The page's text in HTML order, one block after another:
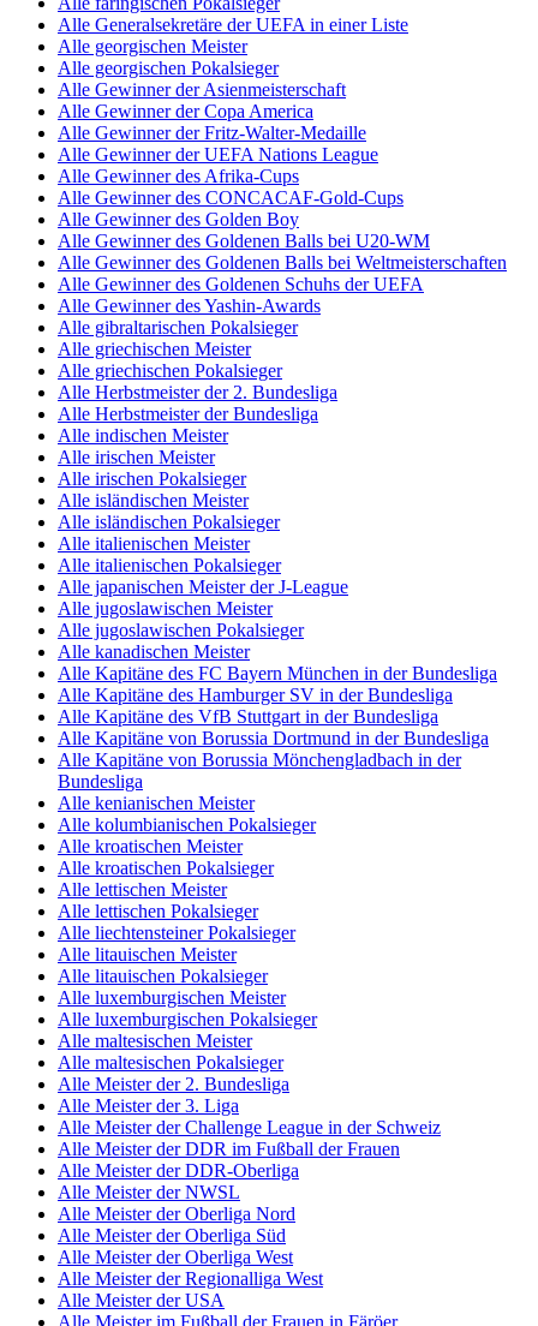
Alle Generalsekretäre der UEFA in einer Liste
Alle georgischen Meister
Alle georgischen Pokalsieger
Alle Gewinner der Asienmeisterschaft
Alle Gewinner der Copa America
Alle Gewinner der Fritz-Walter-Medaille
Alle Gewinner der UEFA Nations League
Alle Gewinner des Afrika-Cups
Alle Gewinner des CONCACAF-Gold-Cups
Alle Gewinner des Golden Boy
Alle Gewinner des Goldenen Balls bei U20-WM
Alle Gewinner des Goldenen Balls bei Weltmeisterschaften
Alle Gewinner des Goldenen Schuhs der UEFA
Alle Gewinner des Yashin-Awards
Alle gibraltarischen Pokalsieger
Alle griechischen Meister
Alle griechischen Pokalsieger
Alle Herbstmeister der 2. Bundesliga
Alle Herbstmeister der Bundesliga
Alle indischen Meister
Alle irischen Meister
Alle irischen Pokalsieger
Alle isländischen Meister
Alle isländischen Pokalsieger
Alle italienischen Meister
Alle italienischen Pokalsieger
Alle japanischen Meister der J-League
Alle jugoslawischen Meister
Alle jugoslawischen Pokalsieger
Alle kanadischen Meister
Alle Kapitäne des FC Bayern München in der Bundesliga
Alle Kapitäne des Hamburger SV in der Bundesliga
Alle Kapitäne des VfB Stuttgart in der Bundesliga
Alle Kapitäne von Borussia Dortmund in der Bundesliga
Alle Kapitäne von Borussia Mönchengladbach in der
Bundesliga
Alle kenianischen Meister
Alle kolumbianischen Pokalsieger
Alle kroatischen Meister
Alle kroatischen Pokalsieger
Alle lettischen Meister
Alle lettischen Pokalsieger
Alle liechtensteiner Pokalsieger
Alle litauischen Meister
Alle litauischen Pokalsieger
Alle luxemburgischen Meister
Alle luxemburgischen Pokalsieger
Alle maltesischen Meister
Alle maltesischen Pokalsieger
Alle Meister der 2. Bundesliga
Alle Meister der 3. Liga
Alle Meister der Challenge League in der Schweiz
Alle Meister der DDR im Fußball der Frauen
Alle Meister der DDR-Oberliga
Alle Meister der NWSL
Alle Meister der Oberliga Nord
Alle Meister der Oberliga Süd
Alle Meister der Oberliga West
Alle Meister der Regionalliga West
Alle Meister der USA
Alle Meister im Fußball der Frauen in Färöer